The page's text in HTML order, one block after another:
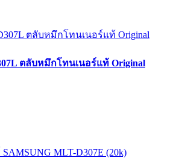
ตลับหมึกโทนเนอร์แท้ Original